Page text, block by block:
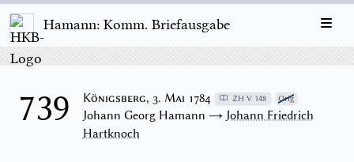
Hamann: Komm. Briefausgabe
739 Königsberg, 3. Mai 1784 ZH V 148 Orig
Johann Georg Hamann → Johann Friedrich
Hartknoch